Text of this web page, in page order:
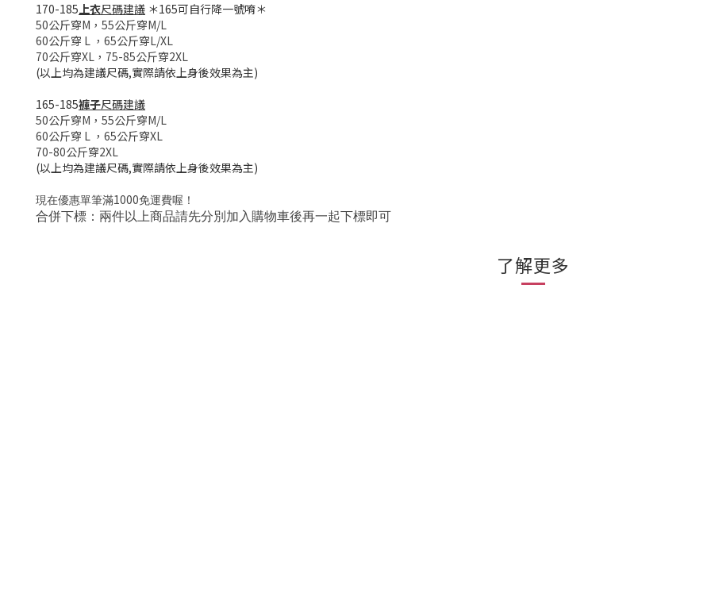
170-185上衣尺碼建議 ＊165可自行降一號唷＊
50公斤穿M， 55公斤穿M/L
60公斤穿 L ， 65公斤穿L/XL
70公斤穿XL， 75-85公斤穿2XL
(以上均為建議尺碼,實際請依上身後效果為主)
165-185褲子尺碼建議
50公斤穿M， 55公斤穿M/L
60公斤穿 L ， 65公斤穿XL
70-80公斤穿2XL
(以上均為建議尺碼,實際請依上身後效果為主)
現在優惠單筆滿1000免運費喔！
合併下標：兩件以上商品請先分別加入購物車後再一起下標即可
了解更多